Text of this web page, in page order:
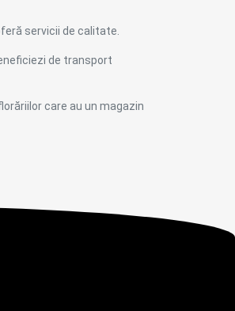
servicii de calitate.
de transport
care au un magazin